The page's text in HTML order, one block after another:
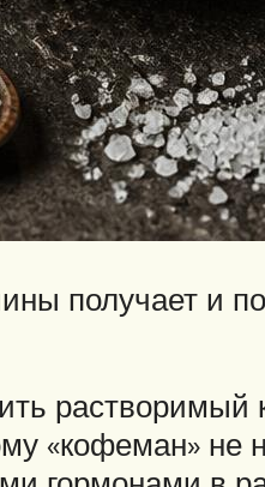
получает и
«кофеман»